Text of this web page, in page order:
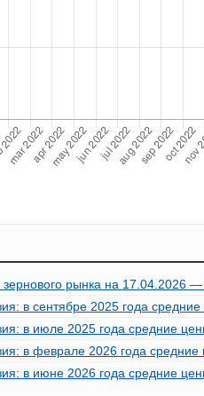
рынка на 17.04.2026
в сентябре 2025 года
в июле 2025 года средние
в феврале 2026 года
в июне 2026 года средние